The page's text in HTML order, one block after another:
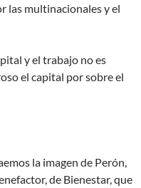
las multinacionales y el
y el trabajo no es
el capital por sobre el
la imagen de Perón,
de Bienestar, que